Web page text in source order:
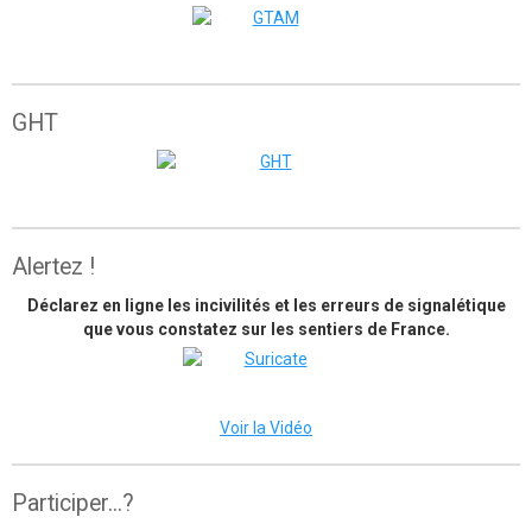
GHT
Alertez !
Déclarez en ligne les incivilités et les erreurs de signalétique
que vous constatez sur les sentiers de France.
Voir la Vidéo
Participer...?